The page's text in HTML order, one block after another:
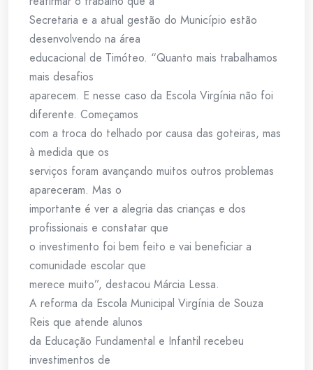
Secretaria e a atual gestão do Município estão
desenvolvendo na área
educacional de Timóteo. “Quanto mais trabalhamos
mais desafios
aparecem. E nesse caso da Escola Virgínia não foi
diferente. Começamos
com a troca do telhado por causa das goteiras, mas
à medida que os
serviços foram avançando muitos outros problemas
apareceram. Mas o
importante é ver a alegria das crianças e dos
profissionais e constatar que
o investimento foi bem feito e vai beneficiar a
comunidade escolar que
merece muito”, destacou Márcia Lessa.
A reforma da Escola Municipal Virgínia de Souza
Reis que atende alunos
da Educação Fundamental e Infantil recebeu
investimentos de